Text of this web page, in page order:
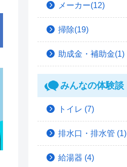
メーカー(12)
掃除(19)
助成金・補助金(1)
みんなの体験談
トイレ (7)
排水口・排水管 (1)
給湯器 (4)